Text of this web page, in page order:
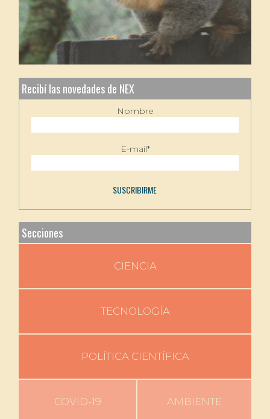
Recibí las novedades de NEX
Nombre
E-mail*
Secciones
CIENCIA
TECNOLOGÍA
POLÍTICA CIENTÍFICA
COVID-19 AMBIENTE